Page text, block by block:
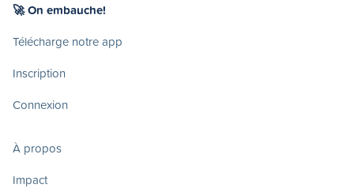
🚀 On embauche!
Télécharge notre app
Inscription
Connexion
À propos
Impact